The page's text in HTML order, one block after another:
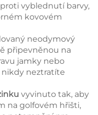
vyblednutí barvy,
kovovém
neodymový
připevněnou na
jamky nebo
neztratíte
vyvinuto tak, aby
na golfovém hřišti,